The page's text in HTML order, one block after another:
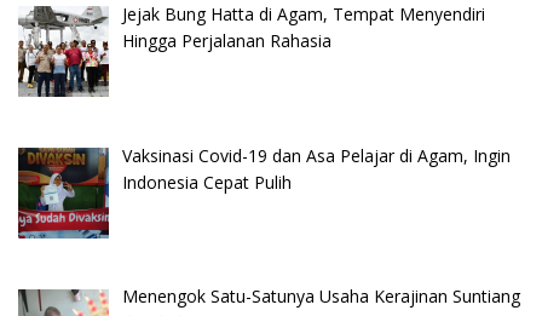
Jejak Bung Hatta di Agam, Tempat Menyendiri
Hingga Perjalanan Rahasia
Vaksinasi Covid-19 dan Asa Pelajar di Agam, Ingin
Indonesia Cepat Pulih
Menengok Satu-Satunya Usaha Kerajinan Suntiang